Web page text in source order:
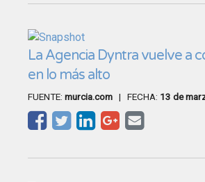
La Agencia Dyntra vuelve a
en lo más alto
FUENTE: murcia.com | FECHA: 13 de